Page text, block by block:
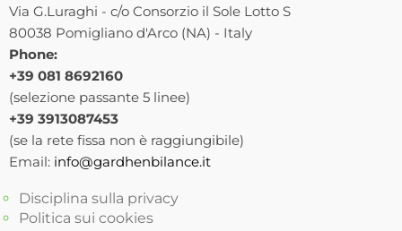
Via G.Luraghi - c/o Consorzio il Sole Lotto S
80038 Pomigliano d'Arco (NA) - Italy
Phone:
+39 081 8692160
(selezione passante 5 linee)
+39 3913087453
(se la rete fissa non è raggiungibile)
Email: info@gardhenbilance.it
Disciplina sulla privacy
Politica sui cookies